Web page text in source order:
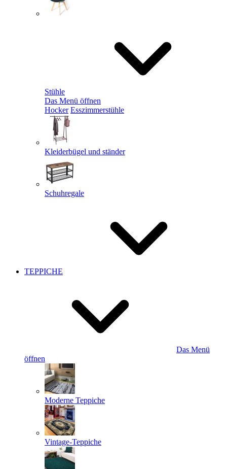
Stühle
Das Menü öffnen
Hocker Esszimmerstühle
Kleiderbügel und ständer
Schuhregale
TEPPICHE
Das Menü
öffnen
Moderne Teppiche
Vintage-Teppiche